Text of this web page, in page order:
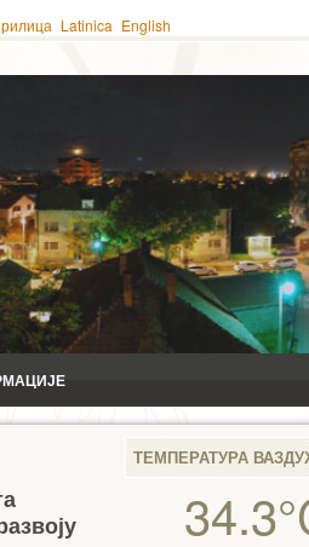
Latinica English
ТЕМПЕРАТУРА